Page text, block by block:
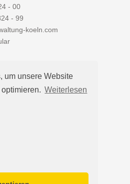
um unsere Website
Weiterlesen
- 00
- 99
koeln.com
Köln
Köln